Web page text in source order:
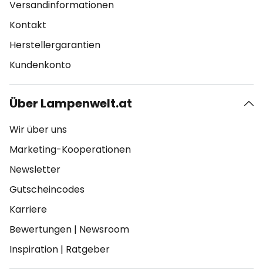
Versandinformationen
Kontakt
Herstellergarantien
Kundenkonto
Über Lampenwelt.at
Wir über uns
Marketing-Kooperationen
Newsletter
Gutscheincodes
Karriere
Bewertungen | Newsroom
Inspiration | Ratgeber